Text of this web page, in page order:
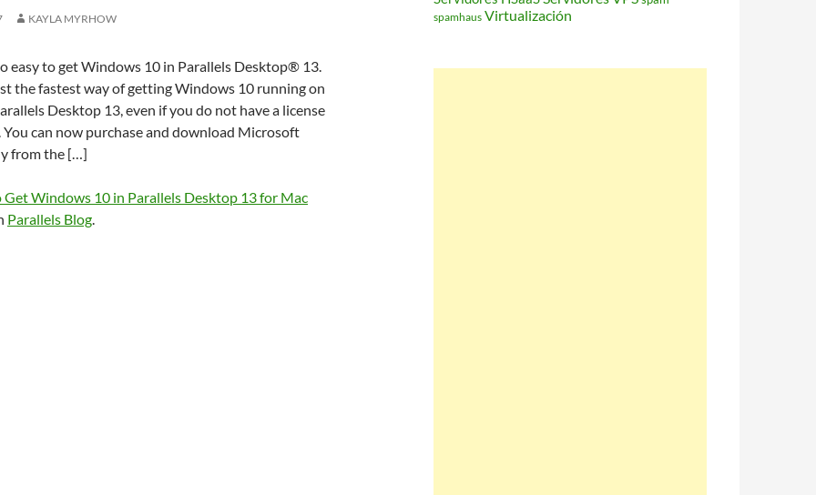
KAYLA MYRHOW
easy to get Windows 10 in Parallels Desktop® 13.
the fastest way of getting Windows 10 running on
Desktop 13, even if you do not have a license
can now purchase and download Microsoft
from the […]
Windows 10 in Parallels Desktop 13 for Mac
Parallels Blog.
spamhaus Virtualización